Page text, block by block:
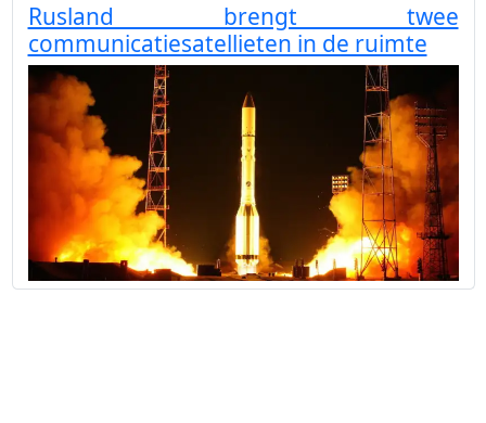
Rusland brengt twee
communicatiesatellieten in de ruimte